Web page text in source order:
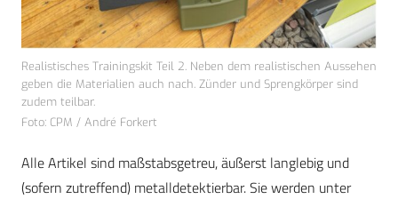
Realistisches Trainingskit Teil 2. Neben dem realistischen Aussehen
geben die Materialien auch nach. Zünder und Sprengkörper sind
zudem teilbar.
Foto: CPM / André Forkert
Alle Artikel sind maßstabsgetreu, äußerst langlebig und
(sofern zutreffend) metalldetektierbar. Sie werden unter